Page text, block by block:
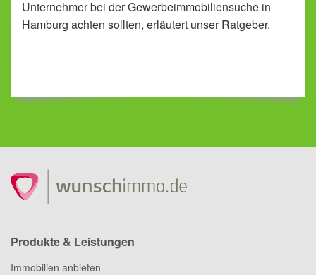
Unternehmer bei der Gewerbeimmobiliensuche in
Hamburg achten sollten, erläutert unser Ratgeber.
Produkte & Leistungen
Immobilien anbieten